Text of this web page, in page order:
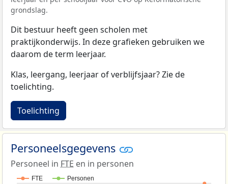
grondslag.
Dit bestuur heeft geen scholen met
praktijkonderwijs. In deze grafieken gebruiken we
daarom de term leerjaar.
Klas, leergang, leerjaar of verblijfsjaar? Zie de
toelichting.
Toelichting
Personeelsgegevens
Personeel in FTE en in personen
FTE Personen